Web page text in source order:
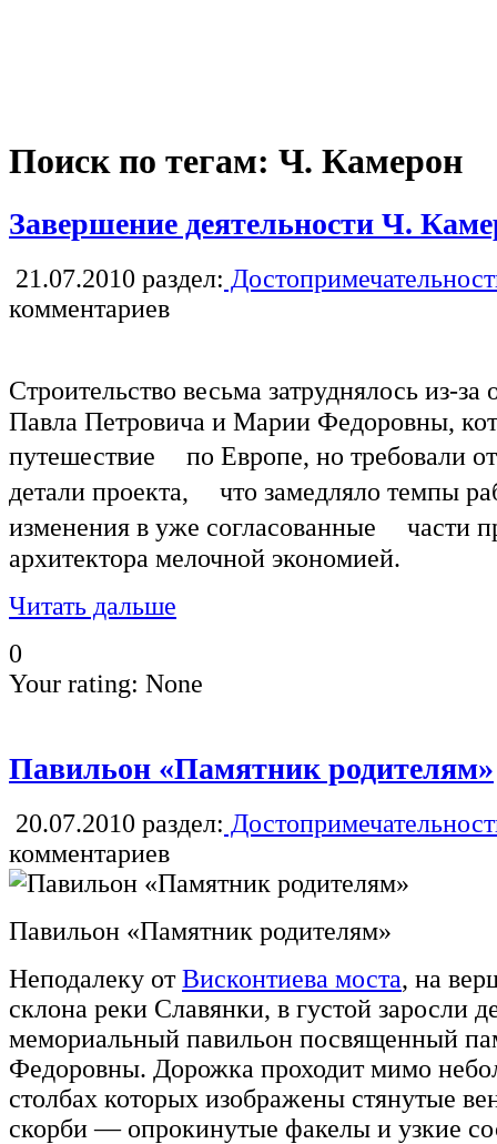
Поиск по тегам: Ч. Камерон
Завершение деятельности Ч.
21.07.2010 раздел:
комментариев
Строительство весьма затруднялось из-
Павла Петровича и Марии Федоровны,
путешествие по Европе, но требовали от
детали проекта, что замедляло темпы
изменения в уже согласованные части
архитектора мелочной экономией.
Читать дальше
0
Your rating: None
Павильон «Памятник родителям»
20.07.2010 раздел:
комментариев
Павильон «Памятник родителям»
Неподалеку отВисконтиева моста, на
склона реки Славянки, в густой заросли
мемориальный павильон посвященный
Федоровны. Дорожка проходит мимо
столбах которых изображены стянутые
скорби — опрокинутые факелы и узкие